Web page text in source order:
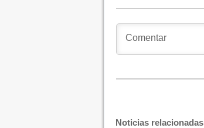
Noticias relacionadas